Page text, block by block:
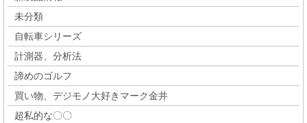
未分類
自転車シリーズ
計測器、分析法
諦めのゴルフ
買い物、デジモノ大好きマーク金井
超私的な〇〇